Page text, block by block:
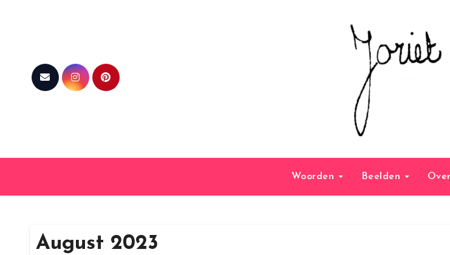
Woorden Beelden
August 2023